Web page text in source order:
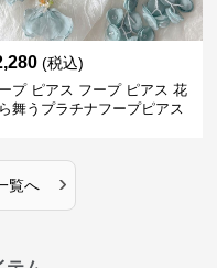
(税込)
プ ピアス フープ ピアス 花
舞うプラチナフープピアス
覧へ ›